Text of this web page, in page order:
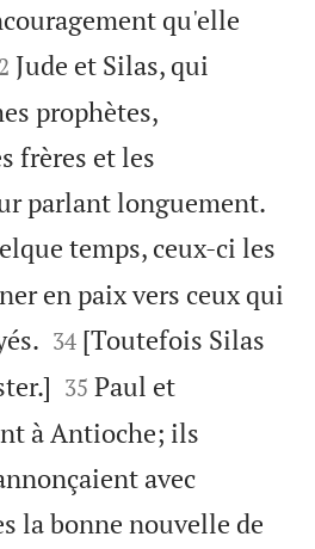
qu'elle
Jude et Silas, qui
prophètes,
frères et les
parlant longuement.
temps, ceux-ci les
en paix vers ceux qui


34 [Toutefois Silas


35 Paul et
à Antioche; ils
avec
la bonne nouvelle de